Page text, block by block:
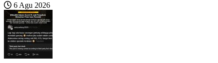
6 Agu 2026